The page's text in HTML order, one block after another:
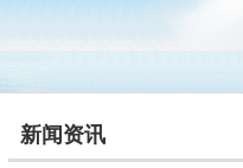
新闻资讯